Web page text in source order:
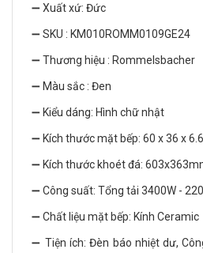
➖ Xuất xứ: Đức
➖ SKU : KM010ROMM0109GE24
➖ Thương hiệu : Rommelsbacher
➖ Màu sắc : Đen
➖ Kiểu dáng: Hình chữ nhật
➖ Kích thước mặt bếp: 60 x 36 x
➖ Kích thước khoét đá:
➖ Công suất: Tổng tải 3400W -
➖ Chất liệu mặt bếp: Kính Ceramic
➖ Tiện ích: Đèn báo nhiệt dư,